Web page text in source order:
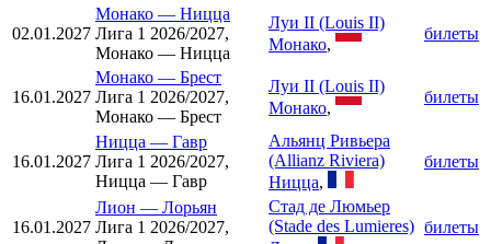
02.01.2027
Монако — Ницца
Лига 1 2026/2027,
Монако — Ницца
Луи II (Louis II)
Монако,
билеты
16.01.2027
Монако — Брест
Лига 1 2026/2027,
Монако — Брест
Луи II (Louis II)
Монако,
билеты
16.01.2027
Ницца — Гавр
Лига 1 2026/2027,
Ницца — Гавр
Альянц Ривьера
(Allianz Riviera)
Ницца,
билеты
16.01.2027
Лион — Лорьян
Лига 1 2026/2027,
Стад де Люмьер
(Stade des Lumieres) билеты